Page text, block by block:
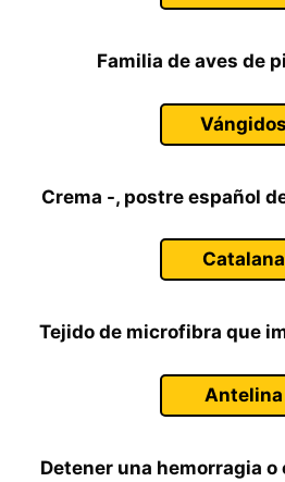
Familia de aves de
Vángidos
Crema -, postre español
Catalana
Tejido de microfibra que
Antelina
Detener una hemorragia o